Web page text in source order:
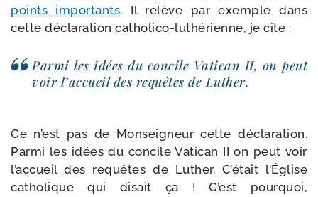
points impor­tants. Il relève par exemple dans
cette décla­ra­tion catholico-​luthérienne, je cite :
Parmi les idées du concile Vatican II, on peut
voir l’accueil des requêtes de Luther.
Ce n’est pas de Monseigneur cette décla­ra­tion.
Parmi les idées du concile Vatican II on peut voir
l’accueil des requêtes de Luther. C’était l’Église
catho­lique qui disait ça ! C’est pour­quoi,